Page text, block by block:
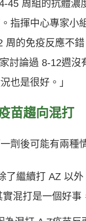
45 周組的抗體
指揮中心專家小
周的免疫反應不
討論過 8-12週
也是很好。」
苗趨向混打
劑後可能有兩種
了繼續打 AZ 以
混打是一個好事